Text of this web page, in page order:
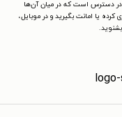
در دسترس است که در میان آن‌ها
یا امانت بگیرید و در موبایل،